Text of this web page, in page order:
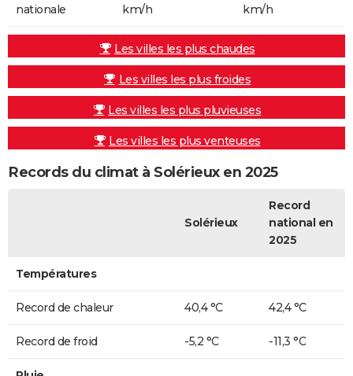
nationale
km/h
km/h
Les villes les plus chaudes
Les villes les plus froides
Les villes les plus pluvieuses
Les villes les plus venteuses
Records du climat à Solérieux en 2025
Solérieux
Record
national en
2025
Températures
Record de chaleur 40,4 °C 42,4 °C
Record de froid -5,2 °C -11,3 °C